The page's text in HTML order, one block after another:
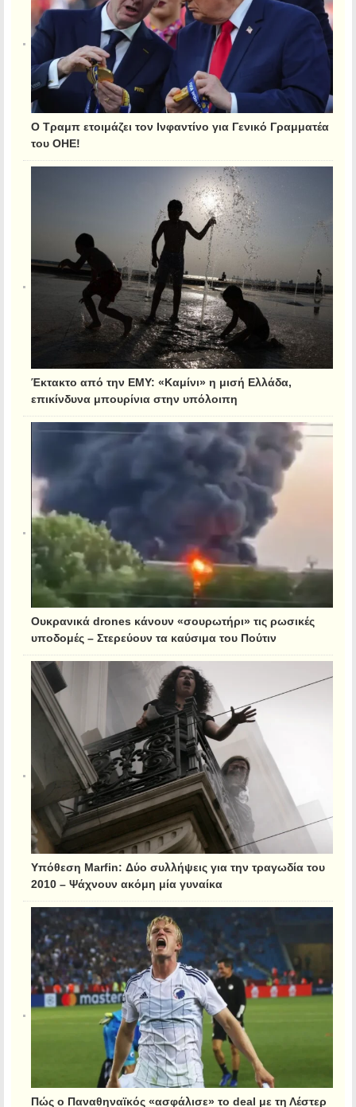
Ο Τραμπ ετοιμάζει τον Ινφαντίνο για Γενικό Γραμματέα
του ΟΗΕ!
Έκτακτο από την ΕΜΥ: «Καμίνι» η μισή Ελλάδα,
επικίνδυνα μπουρίνια στην υπόλοιπη
Ουκρανικά drones κάνουν «σουρωτήρι» τις ρωσικές
υποδομές – Στερεύουν τα καύσιμα του Πούτιν
Υπόθεση Marfin: Δύο συλλήψεις για την τραγωδία του
2010 – Ψάχνουν ακόμη μία γυναίκα
Πώς ο Παναθηναϊκός «ασφάλισε» το deal με τη Λέστερ